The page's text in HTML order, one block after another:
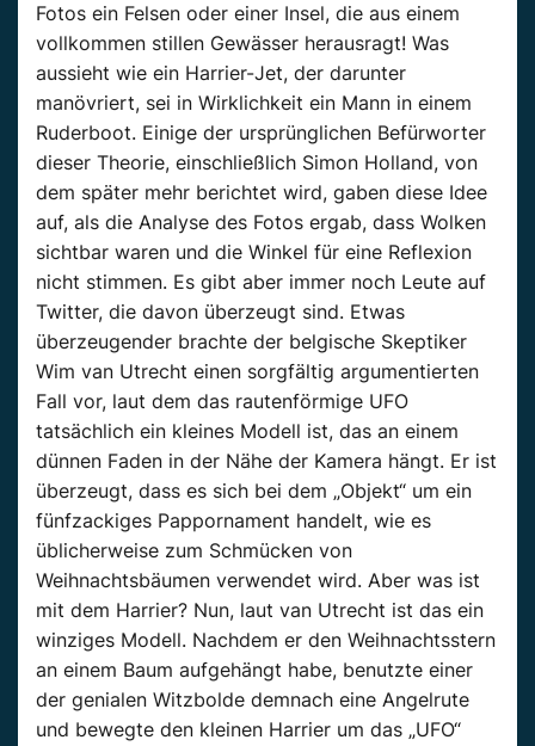
Fotos ein Felsen oder einer Insel, die aus einem
vollkommen stillen Gewässer herausragt! Was
aussieht wie ein Harrier-Jet, der darunter
manövriert, sei in Wirklichkeit ein Mann in einem
Ruderboot. Einige der ursprünglichen Befürworter
dieser Theorie, einschließlich Simon Holland, von
dem später mehr berichtet wird, gaben diese Idee
auf, als die Analyse des Fotos ergab, dass Wolken
sichtbar waren und die Winkel für eine Reflexion
nicht stimmen. Es gibt aber immer noch Leute auf
Twitter, die davon überzeugt sind. Etwas
überzeugender brachte der belgische Skeptiker
Wim van Utrecht einen sorgfältig argumentierten
Fall vor, laut dem das rautenförmige UFO
tatsächlich ein kleines Modell ist, das an einem
dünnen Faden in der Nähe der Kamera hängt. Er ist
überzeugt, dass es sich bei dem „Objekt“ um ein
fünfzackiges Pappornament handelt, wie es
üblicherweise zum Schmücken von
Weihnachtsbäumen verwendet wird. Aber was ist
mit dem Harrier? Nun, laut van Utrecht ist das ein
winziges Modell. Nachdem er den Weihnachtsstern
an einem Baum aufgehängt habe, benutzte einer
der genialen Witzbolde demnach eine Angelrute
und bewegte den kleinen Harrier um das „UFO“